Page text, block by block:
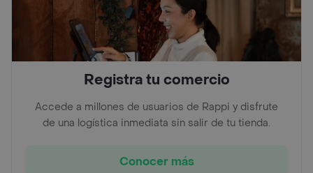
Registra tu comercio
Accede a millones de usuarios de Rappi y disfrute
de una logística inmediata sin salir de tu tienda.
Conocer más